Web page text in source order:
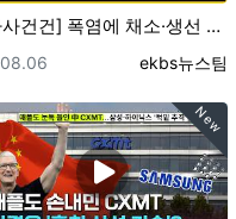
[사사건건] 폭염에 채소·생선 급등, '히트플레이션'…
등록일
08.06 등록자
ekbs뉴스팀
New